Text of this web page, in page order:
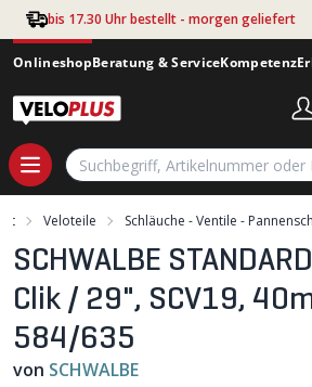
Zum Hauptinhalt springen
bis 17.30 Uhr bestellt - morgen geliefert
OnlineshopBeratung & ServiceKompetenz
Veloteile Schläuche - Ventile -
SCHWALBE
Clik / 29", SCV19,
584/635
von SCHWALBE